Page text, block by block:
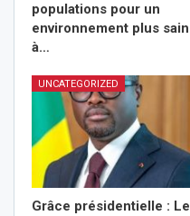
populations pour un
environnement plus sain
à…
UNCATEGORIZED
Grâce présidentielle : Le